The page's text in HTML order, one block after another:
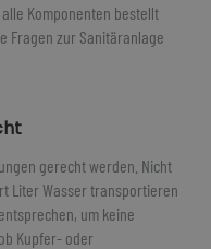
Komponenten bestellt
Fragen zur Sanitäranlage
gerecht werden. Nicht
Liter Wasser transportieren
um keine
Kupfer- oder